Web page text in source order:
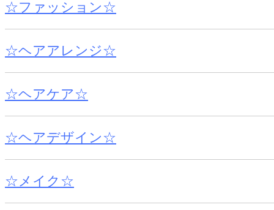
☆ファッション☆
☆ヘアアレンジ☆
☆ヘアケア☆
☆ヘアデザイン☆
☆メイク☆